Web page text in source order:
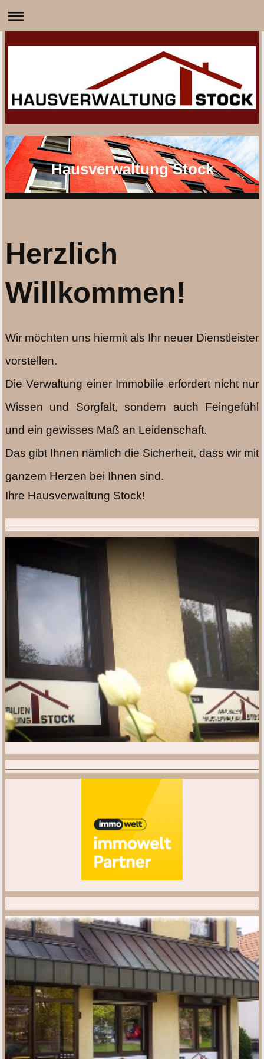
Hausverwaltung Stock
Herzlich
Willkommen!
Wir möchten uns hiermit als Ihr neuer Dienstleister
vorstellen.
Die Verwaltung einer Immobilie erfordert nicht nur
Wissen und Sorgfalt, sondern auch Feingefühl
und ein gewisses Maß an Leidenschaft.
Das gibt Ihnen nämlich die Sicherheit, dass wir mit
ganzem Herzen bei Ihnen sind.
Ihre Hausverwaltung Stock!